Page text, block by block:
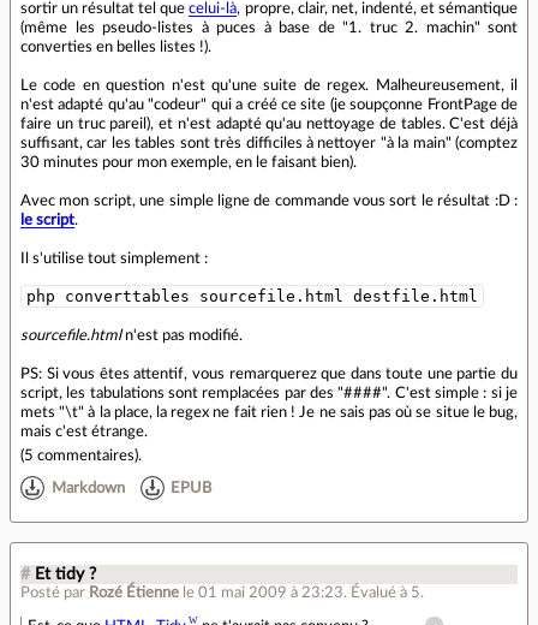
sortir un résultat tel quecelui-là, propre, clair, net, indenté, et sémantique
(même les pseudo-listes à puces à base de "1. truc 2. machin" sont
converties en belles listes !).
Le code en question n'est qu'une suite de regex. Malheureusement, il
n'est adapté qu'au "codeur" qui a créé ce site (je soupçonne FrontPage de
faire un truc pareil), et n'est adapté qu'au nettoyage de tables. C'est déjà
suffisant, car les tables sont très difficiles à nettoyer "à la main" (comptez
30 minutes pour mon exemple, en le faisant bien).
Avec mon script, une simple ligne de commande vous sort le résultat :D :
le script.
Il s'utilise tout simplement :
php converttables sourcefile.html destfile.html
sourcefile.htmln'est pas modifié.
PS: Si vous êtes attentif, vous remarquerez que dans toute une partie du
script, les tabulations sont remplacées par des "####". C'est simple : si je
mets "\t" à la place, la regex ne fait rien ! Je ne sais pas où se situe le bug,
mais c'est étrange.
(5 commentaires).
Markdown EPUB
# Et tidy ?
Posté par Rozé Étienne le 01 mai 2009 à 23:23. Évalué à 5.